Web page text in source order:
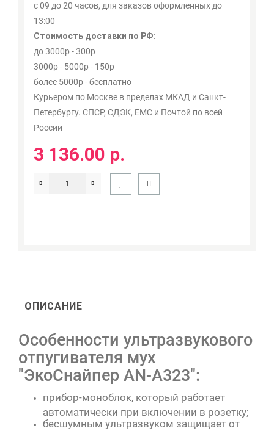
с 09 до 20 часов, для заказов оформленных до
13:00
Стоимость доставки по РФ:
до 3000р - 300р
3000р - 5000р - 150р
более 5000р - бесплатно
Курьером по Москве в пределах МКАД и Санкт-
Петербургу. СПСР, СДЭК, ЕМС и Почтой по всей
России
3 136.00 р.
ОПИСАНИЕ
Особенности ультразвукового
отпугивателя мух
"ЭкоСнайпер AN-A323":
прибор-моноблок, который работает
автоматически при включении в розетку;
бесшумным ультразвуком защищает от